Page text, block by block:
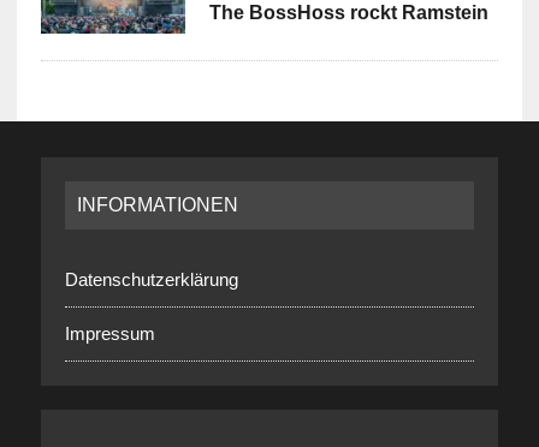
The BossHoss rockt Ramstein
INFORMATIONEN
Datenschutzerklärung
Impressum